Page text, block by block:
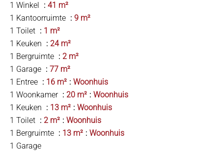
1 Winkel
41 m²
1 Kantoorruimte
9 m²
1 Toilet
1 m²
1 Keuken
24 m²
1 Bergruimte
2 m²
1 Garage
77 m²
1 Entree
16 m²
Woonhuis
1 Woonkamer
20 m²
Woonhuis
1 Keuken
13 m²
Woonhuis
1 Toilet
2 m²
Woonhuis
1 Bergruimte
13 m²
Woonhuis
1 Garage